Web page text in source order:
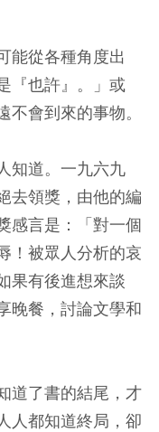
能從各種角度出
『也許』。」或
會到來的事物。
知道。一九六九
去領獎，由他的編
感言是：「對一個
！被眾人分析的哀
果有後進想來談
晚餐，討論文學和
道了書的結尾，才
人都知道終局，卻